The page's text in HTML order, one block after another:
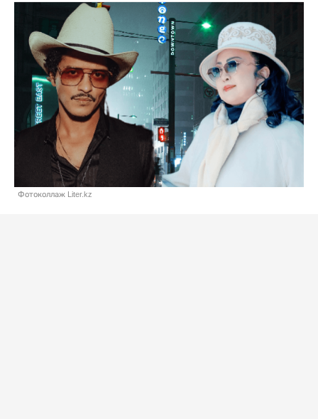
Фотоколлаж Liter.kz